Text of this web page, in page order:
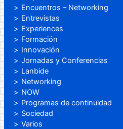
Encuentros – Networking
Entrevistas
Experiences
Formación
Innovación
Jornadas y Conferencias
Lanbide
Networking
NOW
Programas de continuidad
Sociedad
Varios